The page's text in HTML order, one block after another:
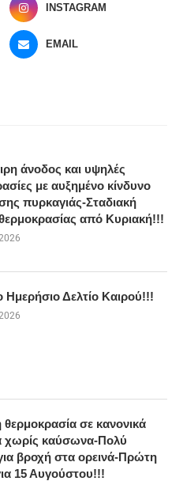
INSTAGRAM
EMAIL
άνοδος και υψηλές
με αυξημένο κίνδυνο
πυρκαγιάς-Σταδιακή
από Κυριακή!!!
Ημερήσιο Δελτίο Καιρού!!!
θερμοκρασία σε κανονικά
χωρίς καύσωνα-Πολύ
βροχή στα ορεινά-Πρώτη
15 Αυγούστου!!!